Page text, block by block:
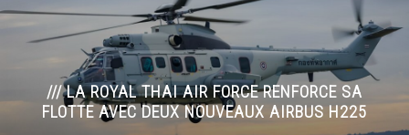
/// LA ROYAL THAI AIR FORCE RENFORCE SA
FLOTTE AVEC DEUX NOUVEAUX AIRBUS H225